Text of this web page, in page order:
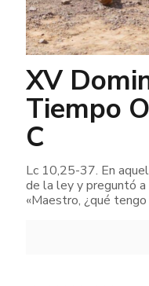
XV
Tiempo
C
Lc 10,25-37. En
de la ley y preguntó a
«Maestro, ¿qué tengo